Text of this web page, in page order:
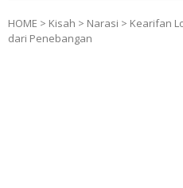
HOME > Kisah > Narasi > Kearifan
dari Penebangan